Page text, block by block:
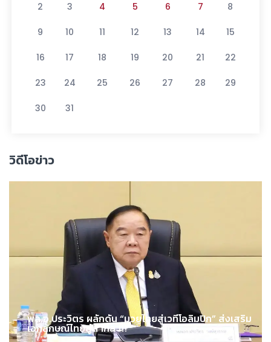
2 3 4 5 6 7 8
9 10 11 12 13 14 15
16 17 18 19 20 21 22
23 24 25 26 27 28 29
30 31
วิดีโอข่าว
พล.อ.ประวิตร ผลักดัน “มวยไทยสู่เวทีโอลิมปิก” ส่งเสริม
เอกลักษณ์ไทยสู่สากล !!!